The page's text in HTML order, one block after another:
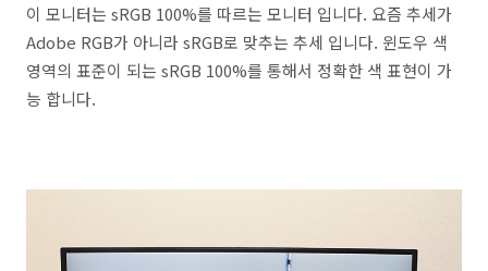
이 모니터는 sRGB 100%를 따르는 모니터 입니다. 요즘 추세가
Adobe RGB가 아니라 sRGB로 맞추는 추세 입니다. 윈도우 색
영역의 표준이 되는 sRGB 100%를 통해서 정확한 색 표현이 가
능 합니다.